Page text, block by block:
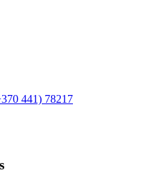
441) 78217